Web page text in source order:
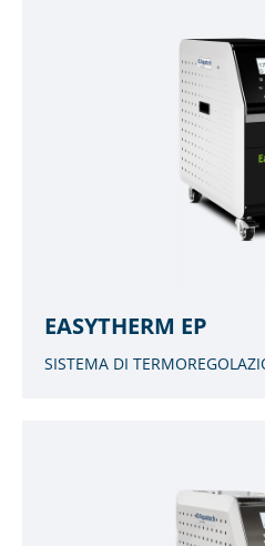
EASYTHERM EP
SISTEMA DI